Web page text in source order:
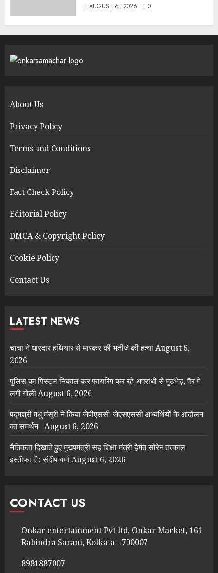
AUGUST 6, 2026 0
About Us
Privacy Policy
Terms and Conditions
Disclaimer
Fact Check Policy
Editorial Policy
DMCA & Copyright Policy
Cookie Policy
Contact Us
LATEST NEWS
चाचा ने धारदार हथियार से मारकर की भतीजे की हत्याAugust 6,
2026
पुलिस का पिस्टल निकाल कर फायरिंग कर रहे अपराधी से मुठभेड़, पैर में
लगी गोलीAugust 6, 2026
पद्मश्री मधु मंसूरी ने किया जेपीएससी-जेएसएससी अभ्यर्थियों के आंदोलन
का समर्थन August 6, 2026
नैतिकता दिखाते हुए मुख्यमंत्री सह शिक्षा मंत्री हेमंत सोरेन तत्काल
इस्तीफा दें : संदीप वर्माAugust 6, 2026
CONTACT US
Onkar entertainment Pvt ltd, Onkar Market, 161
Rabindra Sarani, Kolkata - 700007
8981887007